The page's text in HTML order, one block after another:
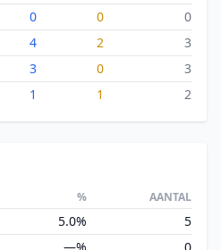
0 0
0
4 2
3
3 0
3
1 1 2
% AANTAL
5.0%
5